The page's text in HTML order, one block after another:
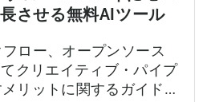
させる無料AIツール
ロー、オープンソース
クリエイティブ・パイプ
リットに関するガイド